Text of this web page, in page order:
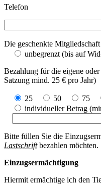
Telefon
Die geschenkte
unbegrenzt (bis auf
Bezahlung für die eigene
Satzung mind. 25 € pro Jahr)
25 50 75
individueller Betrag
Bitte füllen Sie die
Lastschriftbezahlen möchten.
Einzugsermächtigung
Hiermit ermächtige ich den